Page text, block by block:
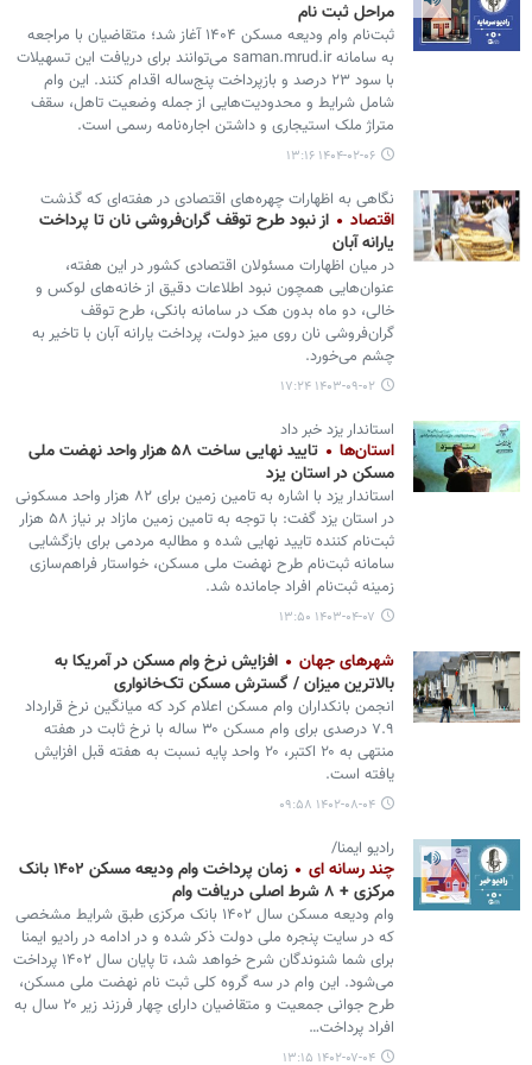
مراحل ثبت نام
ثبت‌نام وام ودیعه مسکن ۱۴۰۴ آغاز شد؛ متقاضیان با مراجعه
به سامانه saman.mrud.ir می‌توانند برای دریافت این تسهیلات
با سود ۲۳ درصد و بازپرداخت پنج‌ساله اقدام کنند. این وام
شامل شرایط و محدودیت‌هایی از جمله وضعیت تاهل، سقف
متراژ ملک استیجاری و داشتن اجاره‌نامه رسمی است.
۱۴۰۴-۰۲-۰۶ ۱۳:۱۶
نگاهی به اظهارات چهره‌های اقتصادی در هفته‌ای که گذشت
اقتصاد
از نبود طرح توقف گران‌فروشی نان تا پرداخت
یارانه آبان
در میان اظهارات مسئولان اقتصادی کشور در این هفته،
عنوان‌هایی همچون نبود اطلاعات دقیق از خانه‌های لوکس و
خالی، دو ماه بدون هک در سامانه بانکی، طرح توقف
گران‌فروشی نان روی میز دولت، پرداخت یارانه آبان با تاخیر به
چشم می‌خورد.
۱۴۰۳-۰۹-۰۲ ۱۷:۲۴
استاندار یزد خبر داد
استان‌ها
تایید نهایی ساخت ۵۸ هزار واحد نهضت ملی
مسکن در استان یزد
استاندار یزد با اشاره به تامین زمین برای ۸۲ هزار واحد مسکونی
در استان یزد گفت: با توجه به تامین زمین مازاد بر نیاز ۵۸ هزار
ثبت‌نام کننده تایید نهایی شده و مطالبه مردمی برای بازگشایی
سامانه ثبت‌نام طرح نهضت ملی مسکن، خواستار فراهم‌سازی
زمینه ثبت‌نام افراد جامانده شد.
۱۴۰۳-۰۴-۰۷ ۱۳:۵۰
شهرهای جهان
افزایش نرخ وام مسکن در آمریکا به
بالاترین میزان / گسترش مسکن تک‌خانواری
انجمن بانکداران وام مسکن اعلام کرد که میانگین نرخ قرارداد
۷.۹ درصدی برای وام مسکن ۳۰ ساله با نرخ ثابت در هفته
منتهی به ۲۰ اکتبر، ۲۰ واحد پایه نسبت به هفته قبل افزایش
یافته است.
۱۴۰۲-۰۸-۰۴ ۰۹:۵۸
رادیو ایمنا/
چند رسانه ای
زمان پرداخت وام ودیعه مسکن ۱۴۰۲ بانک
مرکزی + ۸ شرط اصلی دریافت وام
وام ودیعه مسکن سال ۱۴۰۲ بانک مرکزی طبق شرایط مشخصی
که در سایت پنجره ملی دولت ذکر شده و در ادامه در رادیو ایمنا
برای شما شنوندگان شرح خواهد شد، تا پایان سال ۱۴۰۲ پرداخت
می‌شود. این وام در سه گروه کلی ثبت نام نهضت ملی مسکن،
طرح جوانی جمعیت و متقاضیان دارای چهار فرزند زیر ۲۰ سال به
افراد پرداخت…
۱۴۰۲-۰۷-۰۴ ۱۳:۱۵